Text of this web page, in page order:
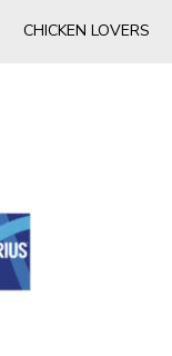
CHICKEN LOVERS